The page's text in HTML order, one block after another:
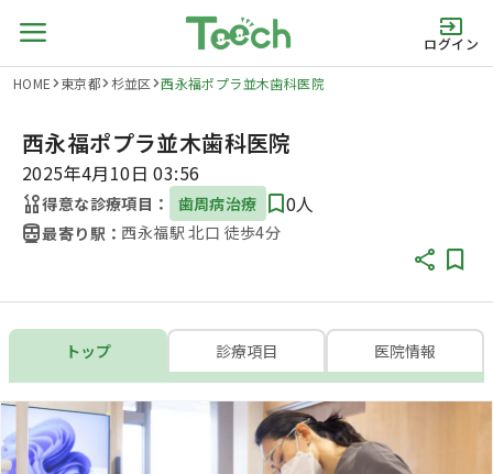
ログイン
HOME 東京都 杉並区 西永福ポプラ並木歯科医院
西永福ポプラ並木歯科医院
2025年4月10日 03:56
得意な診療項目： 歯周病治療 0人
最寄り駅： 西永福駅 北口 徒歩4分
トップ 診療項目 医院情報